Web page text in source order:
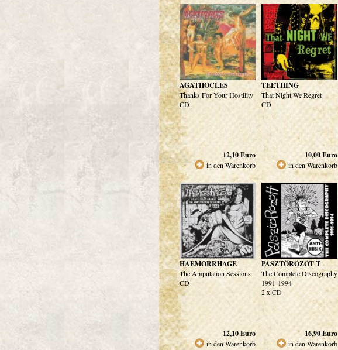
AGATHOCLES
Thanks For Your Hostility
CD
12,10Euro
in den Warenkorb
TEETHING
That Night We Regret
CD
10,00Euro
in den Warenkorb
HAEMORRHAGE
The Amputation Sessions
CD
12,10Euro
in den Warenkorb
PASZTÖRÖZÖT T
The Complete Discography
1991-1994
2 x CD
16,90Euro
in den Warenkorb